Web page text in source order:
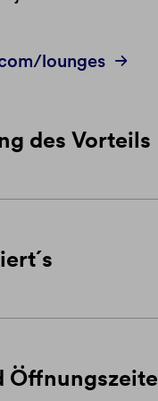
lounges
des Vorteils